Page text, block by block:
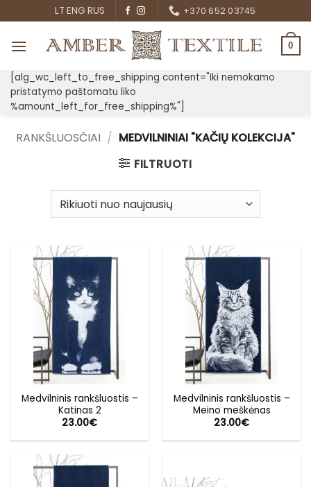
to
content
LT ENG RUS +370 652 03745
0
[alg_wc_left_to_free_shipping content="Iki nemokamo
pristatymo paštomatu liko
%amount_left_for_free_shipping%"]
RANKŠLUOSČIAI / MEDVILNINIAI "KAČIŲ KOLEKCIJA"
FILTRUOTI
Medvilninis rankšluostis –
Katinas 2
23.00€
Medvilninis rankšluostis –
Meino meškėnas
23.00€